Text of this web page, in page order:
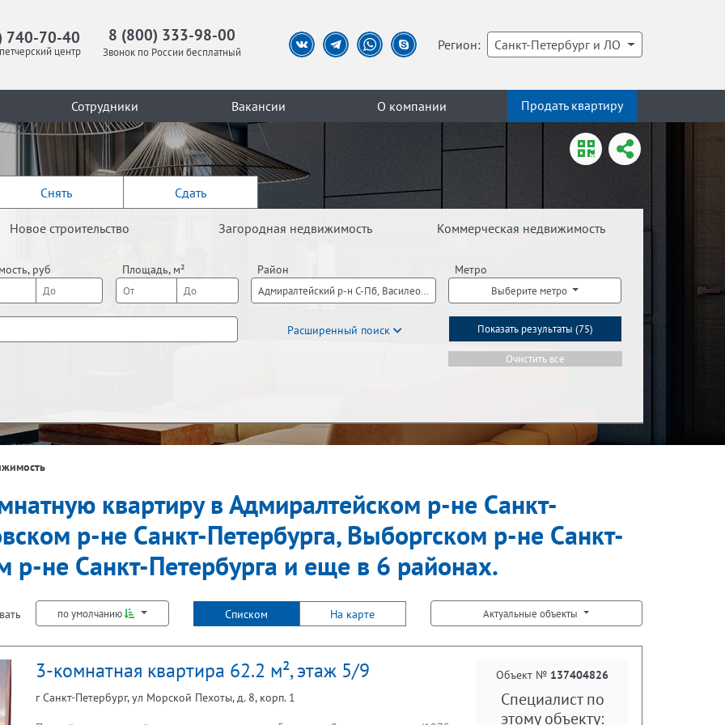
740-70-40
центр
8 (800) 333-98-00
Звонок по России бесплатный Регион: Санкт-Петербург и ЛО
Сотрудники Вакансии О компании Продать квартиру
Снять Сдать
Новое строительство Загородная недвижимость Коммерческая недвижимость
руб Площадь, м² Район
Адмиралтейский р-н С-Пб, Василеостровский р-н С-Пб, Выборгский р-н С-Пб, Калининский р-н С-
Метро
Выберите метро
Расширенный поиск Показать результаты (75)
Очистить все
Показать за
Не первый
Не последний Лифт Встречная покупка
квартиру в Адмиралтейском р-не Санкт-
р-не Санкт-Петербурга, Выборгском р-не Санкт-
р-не Санкт-Петербурга и еще в 6 районах.
по умолчанию Списком На карте Актуальные объекты
3-комнатная квартира 62.2 м², этаж 5/9
г Санкт-Петербург, ул Морской Пехоты, д. 8, корп. 1
Объект № 137404826
Специалист по
этому объекту: